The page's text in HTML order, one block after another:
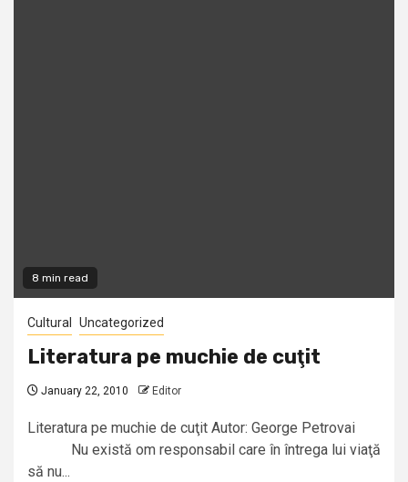
8 min read
Cultural Uncategorized
Literatura pe muchie de cuţit
January 22, 2010 Editor
Literatura pe muchie de cuţit Autor: George Petrovai
Nu există om responsabil care în întrega lui viaţă
să nu...